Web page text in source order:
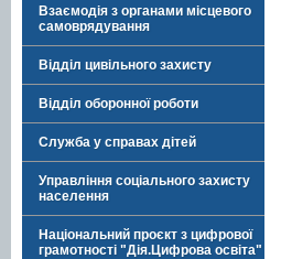
Взаємодія з органами місцевого
самоврядування
Відділ цивільного захисту
Відділ оборонної роботи
Служба у справах дітей
Управління соціального захисту
населення
Національний проєкт з цифрової
грамотності "Дія.Цифрова освіта"